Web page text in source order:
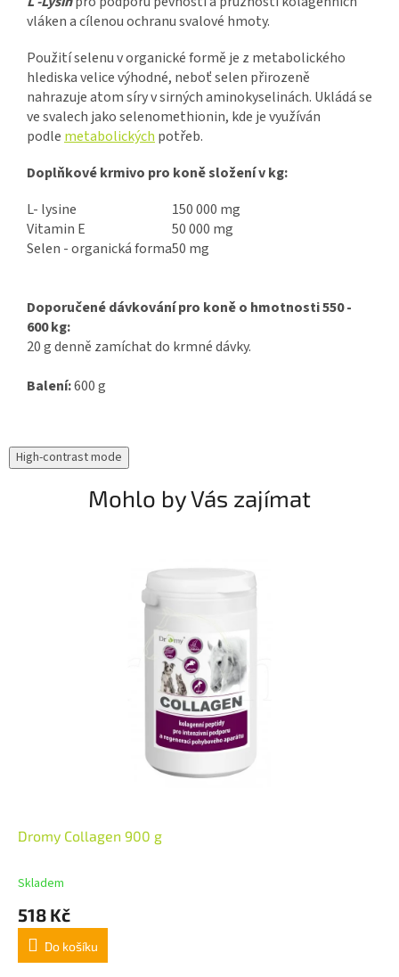
vláken a cílenou ochranu svalové hmoty.
Použití selenu v organické formě je z metabolického
hlediska velice výhodné, neboť selen přirozeně
nahrazuje atom síry v sirných aminokyselinách. Ukládá se
ve svalech jako selenomethionin, kde je využíván
podle metabolických potřeb.
Doplňkové krmivo pro koně složení v kg:
L- lysine
150 000 mg
Vitamin E
50 000 mg
Selen - organická forma50 mg
Doporučené dávkování pro koně o hmotnosti 550 -
600 kg:
20 g denně zamíchat do krmné dávky.
Balení:600 g
High-contrast mode
Mohlo by Vás zajímat
Dromy Collagen 900 g
Skladem
518 Kč
Do košíku